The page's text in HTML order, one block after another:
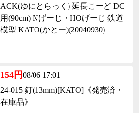
ACK(ゆにとらっく) 延長こーど DC
用(90cm) Nげーじ・HOげーじ 鉄道
模型 KATO(かとー)(20040930)
154円08/06 17:01
24-015 釘(13mm)[KATO]《発売済・
在庫品》